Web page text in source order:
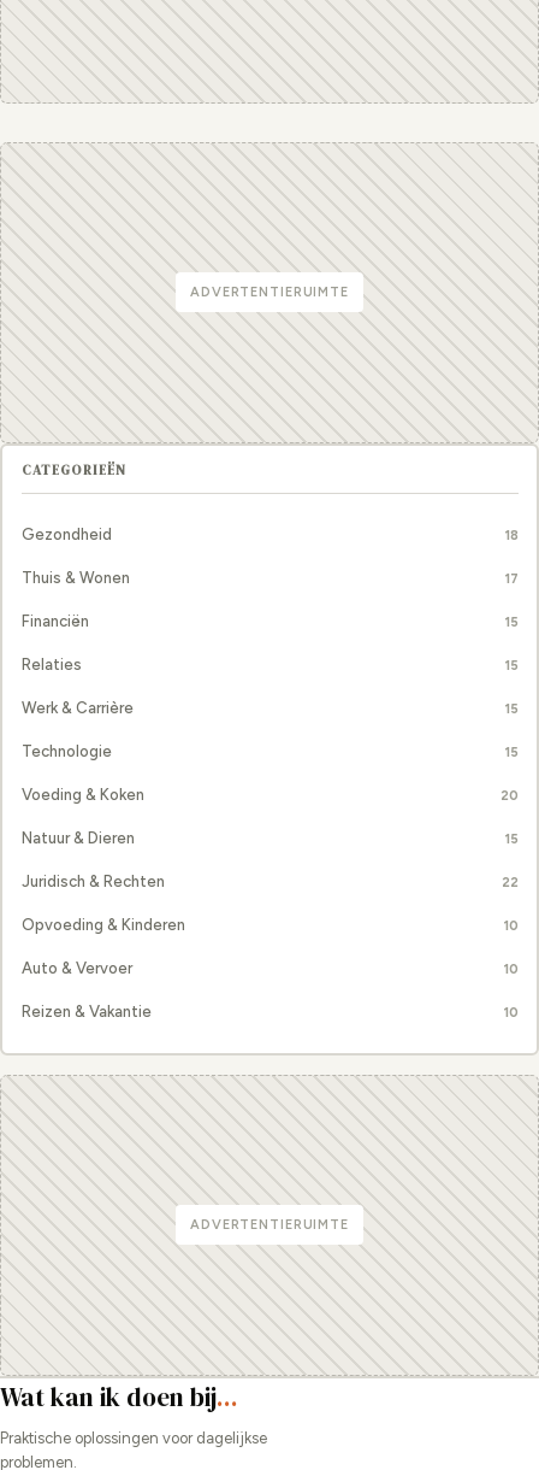
ADVERTENTIERUIMTE
CATEGORIEËN
Gezondheid 18
Thuis & Wonen 17
Financiën 15
Relaties 15
Werk & Carrière 15
Technologie 15
Voeding & Koken 20
Natuur & Dieren 15
Juridisch & Rechten 22
Opvoeding & Kinderen 10
Auto & Vervoer 10
Reizen & Vakantie 10
ADVERTENTIERUIMTE
Wat kan ik doen bij...
Praktische oplossingen voor dagelijkse
problemen.